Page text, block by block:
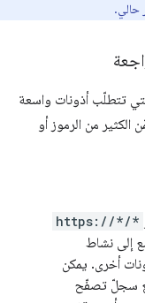
حالي.
تتطلّب أذونات واسعة
من الرموز أو
https://*/*
إلى نشاط
أخرى. يمكن
سجلّ تصفّح